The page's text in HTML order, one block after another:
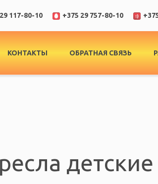
117-80-10 +375 29 757-80-10
КОНТАКТЫ ОБРАТНАЯ СВЯЗЬ
детские